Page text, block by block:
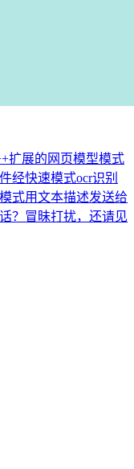
扩展的网页模型模式
经快速模式ocr识别
式用文本描述发送给
？冒昧打扰，还请见